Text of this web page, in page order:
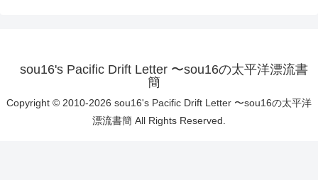
sou16's Pacific Drift Letter 〜sou16の太平洋漂流書
簡
Copyright © 2010-2026 sou16's Pacific Drift Letter 〜sou16の太平洋
漂流書簡 All Rights Reserved.